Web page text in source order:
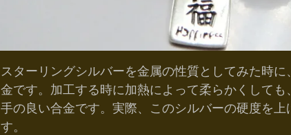
スターリングシルバーを金属の性質としてみた時
金です。加工する時に加熱によって柔らかくして
手の良い合金です。実際、このシルバーの硬度を
す。